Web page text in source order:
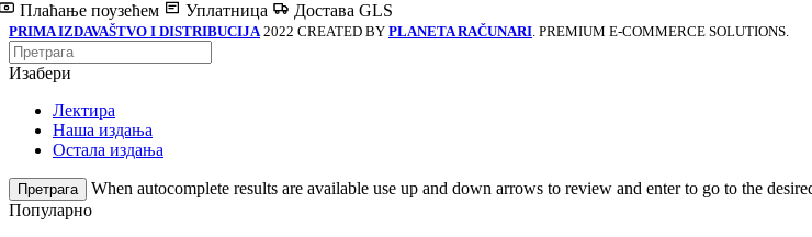
Плаћање поузећем
Уплатница Достава GLS
PRIMA IZDAVAŠTVO I DISTRIBUCIJA 2022 CREATED BY PLANETA RAČUNARI. PREMIUM E-COMMERCE SOLUTIONS.
Изабери
Лектира
Наша издања
Остала издања
Претрага
When autocomplete results are available use up and down arrows to review and enter to go to the
Популарно